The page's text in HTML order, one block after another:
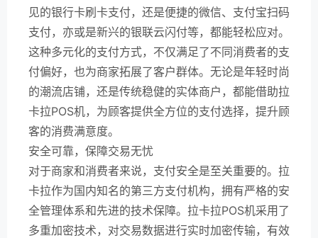
见的银行卡刷卡支付，还是便捷的微信、支付宝扫码
支付，亦或是新兴的银联云闪付等，都能轻松应对。
这种多元化的支付方式，不仅满足了不同消费者的支
付偏好，也为商家拓展了客户群体。无论是年轻时尚
的潮流店铺，还是传统稳健的实体商户，都能借助拉
卡拉POS机，为顾客提供全方位的支付选择，提升顾
客的消费满意度。
安全可靠，保障交易无忧
对于商家和消费者来说，支付安全是至关重要的。拉
卡拉作为国内知名的第三方支付机构，拥有严格的安
全管理体系和先进的技术保障。拉卡拉POS机采用了
多重加密技术，对交易数据进行实时加密传输，有效